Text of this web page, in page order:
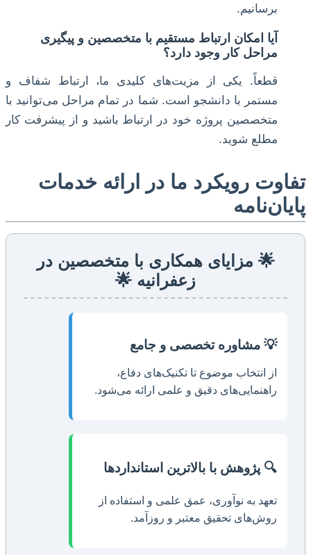
برسانیم.
آیا امکان ارتباط مستقیم با متخصصین و پیگیری
مراحل کار وجود دارد؟
قطعاً. یکی از مزیت‌های کلیدی ما، ارتباط شفاف و
مستمر با دانشجو است. شما در تمام مراحل می‌توانید با
متخصصین پروژه خود در ارتباط باشید و از پیشرفت کار
مطلع شوید.
تفاوت رویکرد ما در ارائه خدمات
پایان‌نامه
🌟 مزایای همکاری با متخصصین در
زعفرانیه 🌟
💡 مشاوره تخصصی و جامع
از انتخاب موضوع تا تکنیک‌های دفاع،
راهنمایی‌های دقیق و علمی ارائه می‌شود.
🔍 پژوهش با بالاترین استانداردها
تعهد به نوآوری، عمق علمی و استفاده از
روش‌های تحقیق معتبر و روزآمد.